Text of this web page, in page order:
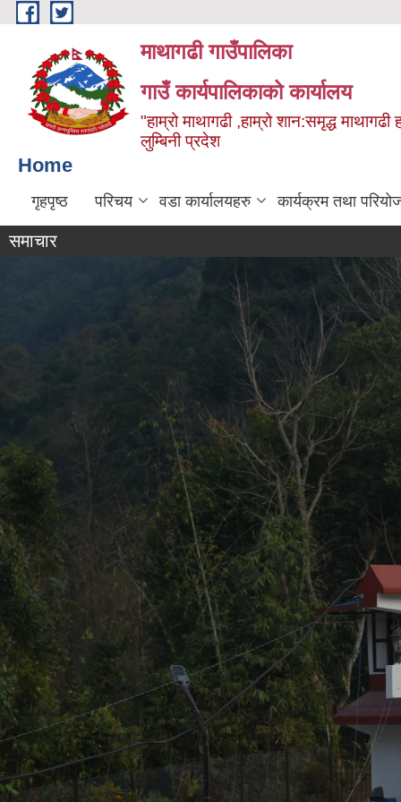
Skip to main content
माथागढी गाउँपालिका
गाउँ कार्यपालिकाको कार्यालय
"हाम्रो माथागढी ,हाम्रो शान:समृद्ध माथागढी
लुम्बिनी प्रदेश
Home
गृहपृष्ठ परिचय वडा कार्यालयहरु कार्यक्रम तथा
समाचार
बाँसटारी झडेवा दुम्कीबाँस सडक अन्तर्गत
सराईमा कालोपत्र सम्पन्न भएको सडक
माथागढी -४, झडेवा स्थित गाउँपालिका भवन र
परिवेश
वडा नं. ८ बहादुरपुरमा निर्माणाधीन अवस्थामा